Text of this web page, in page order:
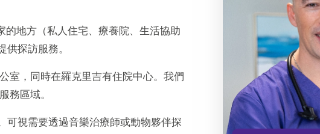
地方（私人住宅、療養院、生活協助
探訪服務。
室，同時在羅克里吉有住院中心。我們
務區域。
可視需要透過音樂治療師或動物夥伴探